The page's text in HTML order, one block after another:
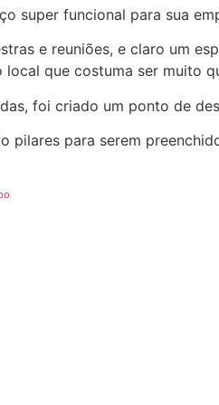
super funcional para sua
e reuniões, e claro um
que costuma ser muito
foi criado um ponto de
para serem